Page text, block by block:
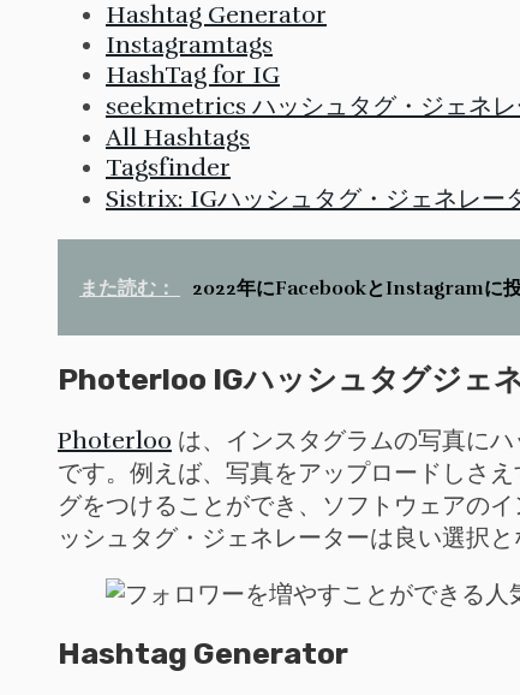
Hashtag Generator
Instagramtags
HashTag for IG
seekmetrics ハッシュタグ・ジェネ
All Hashtags
Tagsfinder
Sistrix: IGハッシュタグ・ジェネレー
また読む： 2022年にFacebookとInstagramに
Photerloo IGハッシュタグジェ
Photerloo は、インスタグラムの写真に
です。例えば、写真をアップロードしさ
グをつけることができ、ソフトウェアの
ッシュタグ・ジェネレーターは良い選択と
Hashtag Generator